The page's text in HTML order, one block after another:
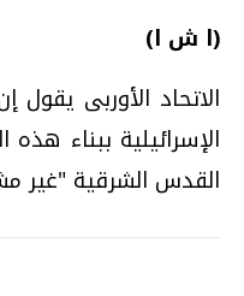
(ا ش ا)
الاتحاد الأوربى يقول
الإسرائيلية ببناء
القدس الشرقية "غير